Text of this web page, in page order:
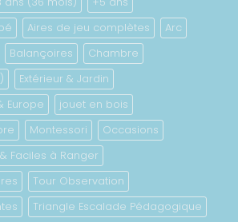
Aires de jeu complètes
Arc
Balançoires
Chambre
Extérieur & Jardin
Europe
jouet en bois
Montessori
Occasions
Faciles à Ranger
Tour Observation
Triangle Escalade Pédagogique